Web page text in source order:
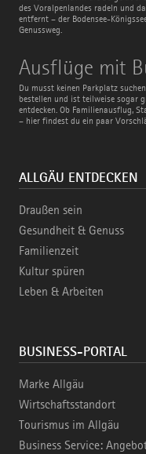
des Voralpenlandes radeln und
entfernt – der Bodensee-
Genussweg.
Ausflüge mit
Du musst keinen Parkplatz
bestellen und ist teilweise sogar
entdecken. Ob Familienausflug,
– hier findest du ein paar
Ausflüge
mit
Bus
und
Bahn
ALLGÄU ENTDECKEN
Draußen sein
Gesundheit & Genuss
Familienzeit
Kultur spüren
Leben & Arbeiten
BUSINESS-PORTAL
Marke Allgäu
Wirtschaftsstandort
Tourismus im Allgäu
Business Service: